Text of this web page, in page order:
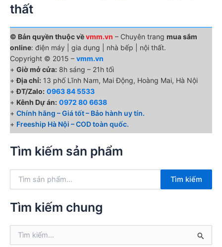
thất
© Bản quyền thuộc vềvmm.vn – Chuyên trang mua sắm
online: điện máy | gia dụng | nhà bếp | nội thất.
Copyright © 2015 – vmm.vn
+ Giờ mở cửa: 8h sáng – 21h tối
+Địa chỉ: 13 phố Lĩnh Nam, Mai Động, Hoàng Mai, Hà Nội
+ĐT/Zalo: 0963 84 5533
+ Kênh Dự án: 0972 80 6638
+ Chính hãng – Giá tốt – Bảo hành uy tín.
+ Freeship Hà Nội – COD toàn quốc.
Tìm kiếm sản phẩm
k
ế
:
Tìm kiếm
Tìm kiếm chung